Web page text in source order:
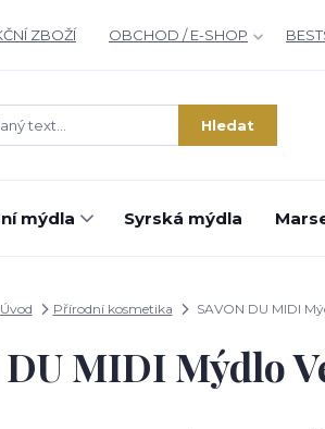
ZBOŽÍ OBCHOD / E-SHOP
Hledat
mýdla Syrská mýdla
Úvod Přírodní kosmetika SAVON DU MIDI
DU MIDI Mýdlo